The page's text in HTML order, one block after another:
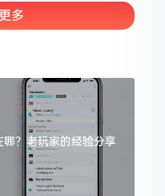
样式的着实不多见。
多
？老玩家的经验分享